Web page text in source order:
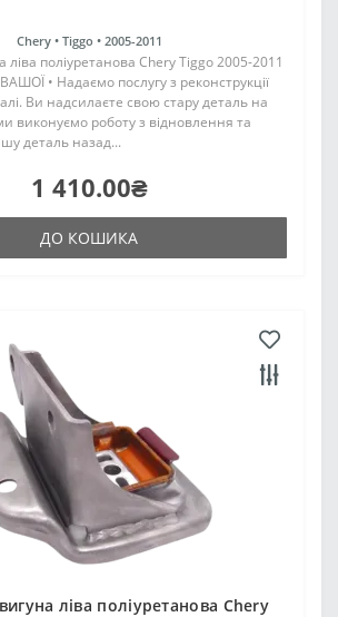
Chery • Tiggo • 2005-2011
поліуретанова Chery Tiggo 2005-2011
• Надаємо послугу з реконструкції
Ви надсилаєте свою стару деталь на
виконуємо роботу з відновлення та
деталь назад...
1 410.00₴
ДО КОШИКА
ліва поліуретанова Chery